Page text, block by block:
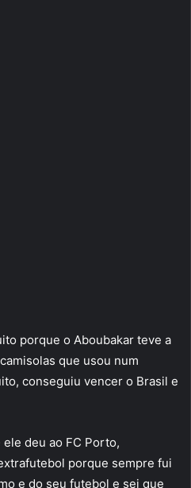
porque o Aboubakar teve a
que usou num
conseguiu vencer o Brasil e
deu ao FC Porto,
porque sempre fui
e do seu futebol e sei que